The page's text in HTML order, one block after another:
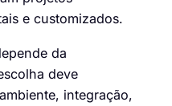
e customizados.
da
deve
integração,